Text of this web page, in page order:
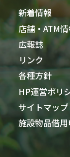
新着情報
店舗・ATM
広報誌
リンク
各種方針
HP運営ポリ
サイトマップ
施設物品借